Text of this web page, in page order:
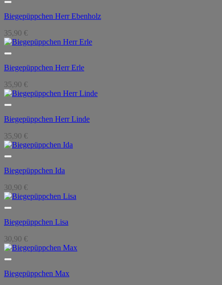
Biegepüppchen Herr Ebenholz
35,90 €
Biegepüppchen Herr Erle
35,90 €
Biegepüppchen Herr Linde
35,90 €
Biegepüppchen Ida
30,90 €
Biegepüppchen Lisa
30,90 €
Biegepüppchen Max